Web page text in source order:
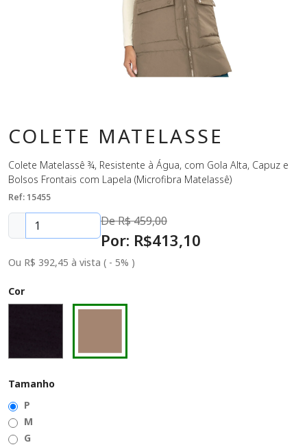
COLETE MATELASSE
Colete Matelassê ¾, Resistente à Água, com Gola Alta, Capuz e
Bolsos Frontais com Lapela (Microfibra Matelassê)
Ref: 15455
De R$459,00
Por: R$413,10
Ou R$ 392,45 à vista ( - 5% )
Cor
Tamanho
P
M
G